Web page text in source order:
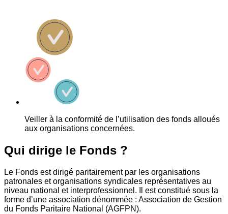
Veiller à la conformité de l’utilisation des fonds alloués
aux organisations concernées.
Qui dirige le Fonds ?
Le Fonds est dirigé paritairement par les organisations
patronales et organisations syndicales représentatives au
niveau national et interprofessionnel. Il est constitué sous la
forme d’une association dénommée : Association de Gestion
du Fonds Paritaire National (AGFPN).